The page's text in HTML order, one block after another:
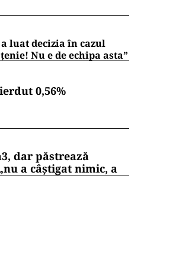
luat decizia în cazul
Nu e de echipa asta”
0,56%
dar păstrează
a câștigat nimic, a